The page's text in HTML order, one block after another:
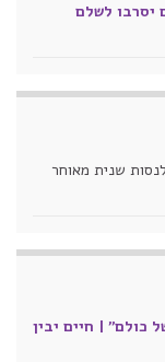
יסרבו לשלם
שנית מאוחר
כולם" | חיים יבין